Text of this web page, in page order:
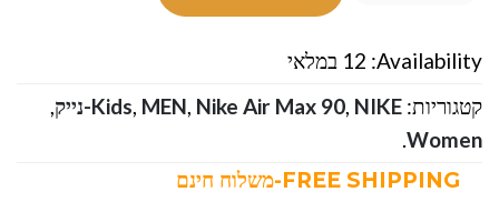
Availability: 12 במלאי
קטגוריות:
Kids, MEN, Nike Air Max 90, NIKE-נייק
,
Women
.